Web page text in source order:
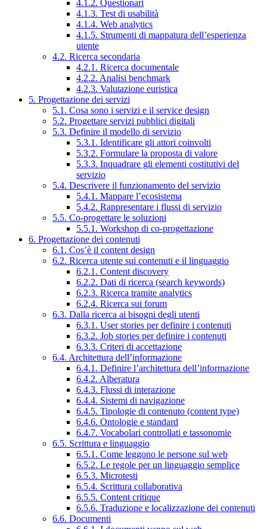
4.1.2. Questionari
4.1.3. Test di usabilità
4.1.4. Web analytics
4.1.5. Strumenti di mappatura dell’esperienza
utente
4.2. Ricerca secondaria
4.2.1. Ricerca documentale
4.2.2. Analisi benchmark
4.2.3. Valutazione euristica
5. Progettazione dei servizi
5.1. Cosa sono i servizi e il service design
5.2. Progettare servizi pubblici digitali
5.3. Definire il modello di servizio
5.3.1. Identificare gli attori coinvolti
5.3.2. Formulare la proposta di valore
5.3.3. Inquadrare gli elementi costitutivi del
servizio
5.4. Descrivere il funzionamento del servizio
5.4.1. Mappare l’ecosistema
5.4.2. Rappresentare i flussi di servizio
5.5. Co-progettare le soluzioni
5.5.1. Workshop di co-progettazione
6. Progettazione dei contenuti
6.1. Cos’è il content design
6.2. Ricerca utente sui contenuti e il linguaggio
6.2.1. Content discovery
6.2.2. Dati di ricerca (search keywords)
6.2.3. Ricerca tramite analytics
6.2.4. Ricerca sui forum
6.3. Dalla ricerca ai bisogni degli utenti
6.3.1. User stories per definire i contenuti
6.3.2. Job stories per definire i contenuti
6.3.3. Criteri di accettazione
6.4. Architettura dell’informazione
6.4.1. Definire l’architettura dell’informazione
6.4.2. Alberatura
6.4.3. Flussi di interazione
6.4.4. Sistemi di navigazione
6.4.5. Tipologie di contenuto (content type)
6.4.6. Ontologie e standard
6.4.7. Vocabolari controllati e tassonomie
6.5. Scrittura e linguaggio
6.5.1. Come leggono le persone sul web
6.5.2. Le regole per un linguaggio semplice
6.5.3. Microtesti
6.5.4. Scrittura collaborativa
6.5.5. Content critique
6.5.6. Traduzione e localizzazione dei contenuti
6.6. Documenti